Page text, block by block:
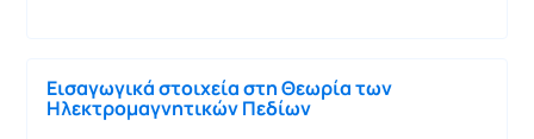
Εισαγωγικά στοιχεία στη Θεωρία των
Ηλεκτρομαγνητικών Πεδίων